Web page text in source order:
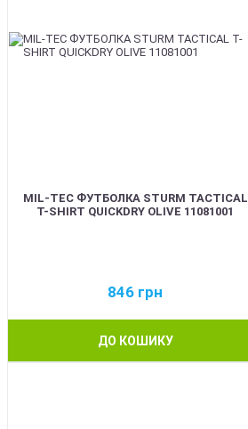
MIL-TEC ФУТБОЛКА STURM TACTICAL
T-SHIRT QUICKDRY OLIVE 11081001
846 грн
ДО КОШИКУ